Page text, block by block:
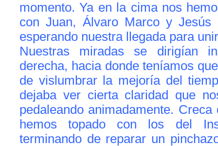
momento. Ya en la cima nos
con Juan, Álvaro Marco y Jesús
esperando nuestra llegada para
Nuestras miradas se dirigían
derecha, hacia donde teníamos
de vislumbrar la mejoría del
dejaba ver cierta claridad que
pedaleando animadamente.
hemos topado con los del
terminando de reparar un